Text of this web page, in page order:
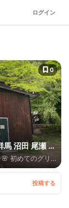
ログイン
0
馬 沼田 尾瀬 川
ー
ていて、キャンプ